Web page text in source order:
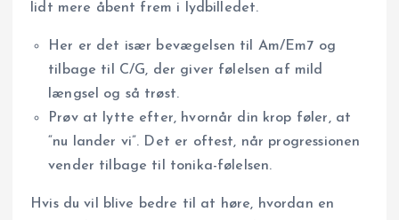
lidt mere åbent frem i lydbilledet.
Her er det især bevægelsen til Am/Em7 og
tilbage til C/G, der giver følelsen af mild
længsel og så trøst.
Prøv at lytte efter, hvornår din krop føler, at
“nu lander vi”. Det er oftest, når progressionen
vender tilbage til tonika-følelsen.
Hvis du vil blive bedre til at høre, hvordan en